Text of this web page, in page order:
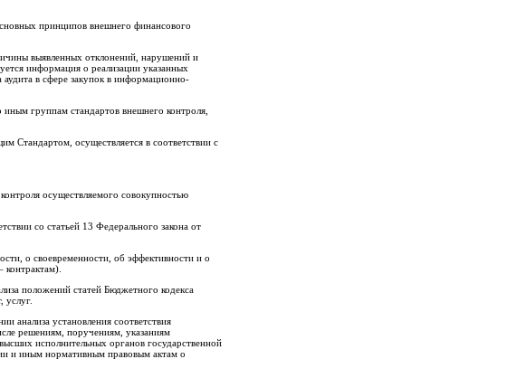
принципов внешнего финансового
выявленных отклонений, нарушений и
информация о реализации указанных
в сфере закупок в информационно-
группам стандартов внешнего контроля,
Стандартом, осуществляется в соответствии с
осуществляемого совокупностью
со статьей 13 Федерального закона от
о своевременности, об эффективности и о
положений статей Бюджетного кодекса
услуг.
анализа установления соответствия
решениям, поручениям, указаниям
исполнительных органов государственной
и иным нормативным правовым актам о